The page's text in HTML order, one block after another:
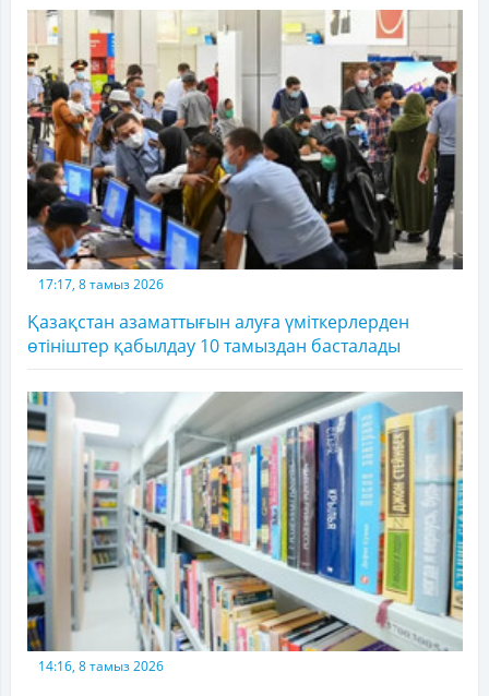
17:17, 8 тамыз 2026
Қазақстан азаматтығын алуға үміткерлерден
өтініштер қабылдау 10 тамыздан басталады
14:16, 8 тамыз 2026